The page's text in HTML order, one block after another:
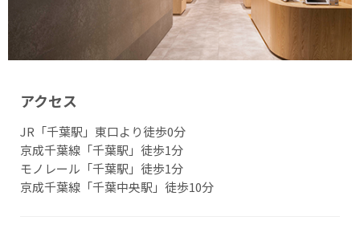
アクセス
JR「千葉駅」東口より徒歩0分
京成千葉線「千葉駅」徒歩1分
モノレール「千葉駅」徒歩1分
京成千葉線「千葉中央駅」徒歩10分